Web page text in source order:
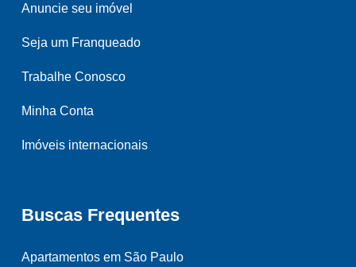
Anuncie seu imóvel
Seja um Franqueado
Trabalhe Conosco
Minha Conta
Imóveis internacionais
Buscas Frequentes
Apartamentos em São Paulo